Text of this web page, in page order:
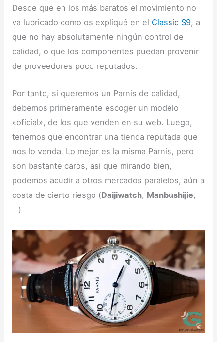
Desde que en los más baratos el movimiento no
va lubricado como os expliqué en el Classic S9, a
que no hay absolutamente ningún control de
calidad, o que los componentes puedan provenir
de proveedores poco reputados.
Por tanto, si queremos un Parnis de calidad,
debemos primeramente escoger un modelo
«oficial», de los que venden en su web. Luego,
tenemos que encontrar una tienda reputada que
nos lo venda. Lo mejor es la misma Parnis, pero
son bastante caros, así que mirando bien,
podemos acudir a otros mercados paralelos, aún a
costa de cierto riesgo (Daijiwatch, Manbushijie,
…).